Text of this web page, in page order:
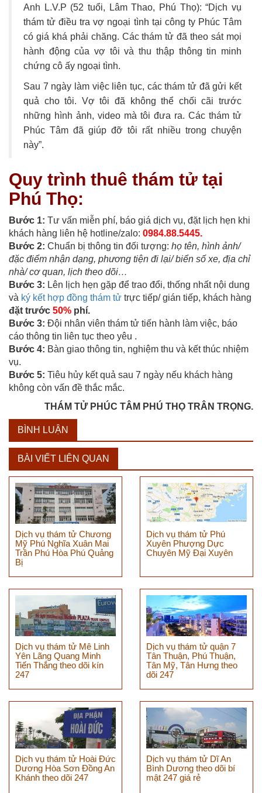
Anh L.V.P (52 tuổi, Lâm Thao, Phú Thọ): “Dịch vụ
thám tử điều tra vợ ngoại tình tại công ty Phúc Tâm
có giá khá phải chăng. Các thám tử đã theo sát mọi
hành động của vợ tôi và thu thập thông tin minh
chứng cô ấy ngoại tình.
Sau 7 ngày làm việc liên tục, các thám tử đã gửi kết
quả cho tôi. Vợ tôi đã không thể chối cãi trước
những hình ảnh, video mà tôi đưa ra. Các thám tử
Phúc Tâm đã giúp đỡ tôi rất nhiều trong chuyện
này”.
Quy trình thuê thám tử tại
Phú Thọ:
Bước 1: Tư vấn miễn phí, báo giá dịch vụ, đặt lịch hẹn khi
khách hàng liên hệ hotline/zalo: 0984.88.5445.
Bước 2: Chuẩn bị thông tin đối tượng: họ tên, hình ảnh/
đặc điểm nhận dạng, phương tiện đi lại/ biển số xe, địa chỉ
nhà/ cơ quan, lịch theo dõi…
Bước 3: Lên lịch hẹn gặp để trao đổi, thống nhất nội dung
và ký kết hợp đồng thám tử trực tiếp/ gián tiếp, khách hàng
đặt trước 50% phí.
Bước 3: Đội nhân viên thám tử tiến hành làm việc, báo
cáo thông tin liên tục theo yêu .
Bước 4: Bàn giao thông tin, nghiệm thu và kết thúc nhiệm
vụ.
Bước 5: Tiêu hủy kết quả sau 7 ngày nếu khách hàng
không còn vấn đề thắc mắc.
THÁM TỬ PHÚC TÂM PHÚ THỌ TRÂN TRỌNG.
BÌNH LUẬN
BÀI VIẾT LIÊN QUAN
Dịch vụ thám tử Chương
Mỹ Phú Nghĩa Xuân Mai
Trần Phú Hòa Phú Quảng
Bị
Dịch vụ thám tử Phú
Xuyên Phượng Dực
Chuyên Mỹ Đại Xuyên
Dịch vụ thám tử Mê Linh
Yên Lãng Quang Minh
Tiến Thắng theo dõi kín
247
Dịch vụ thám tử quận 7
Tân Thuận, Phú Thuận,
Tân Mỹ, Tân Hưng theo
dõi 247
Dịch vụ thám tử Hoài Đức
Dương Hòa Sơn Đồng An
Khánh theo dõi 247
Dịch vụ thám tử Dĩ An
Bình Dương theo dõi bí
mật 247 giá rẻ